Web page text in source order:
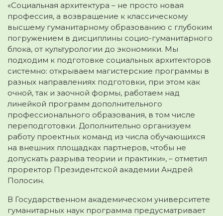
«Социальная архитектура – не просто новая
профессия, а возвращение к классическому
высшему гуманитарному образованию с глубоким
погружением в дисциплины социо-гуманитарного
блока, от культурологии до экономики. Мы
подходим к подготовке социальных архитекторов
системно: открываем магистерские программы в
разных направлениях подготовки, при этом как
очной, так и заочной формы, работаем над
линейкой программ дополнительного
профессионального образования, в том числе
переподготовки. Дополнительно организуем
работу проектных команд из числа обучающихся
на внешних площадках партнеров, чтобы не
допускать разрыва теории и практики», – отметил
проректор Президентской академии Андрей
Полосин.
В Государственном академическом университете
гуманитарных наук программа предусматривает